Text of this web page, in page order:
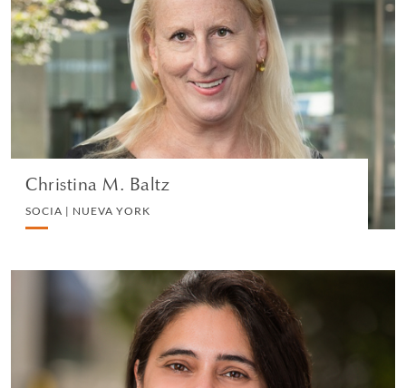
Christina M. Baltz
SOCIA | NUEVA YORK
SOCIA | NUEVA YORK
PRIVATE CLIENT AND TAX
VIEW PROFILE
Melissa Paz
ABOGADA | LONDRES